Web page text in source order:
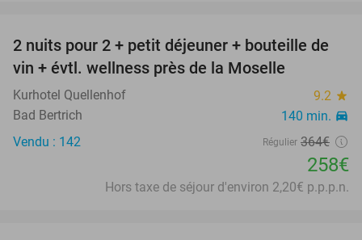
29%
2 nuits pour 2 + petit déjeuner + bouteille de
vin + évtl. wellness près de la Moselle
Kurhotel Quellenhof 9.2 star
Bad Bertrich 140 min. directions_car
Vendu : 142 Régulier 364€
258€
Hors taxe de séjour d'environ 2,20€ p.p.p.n.